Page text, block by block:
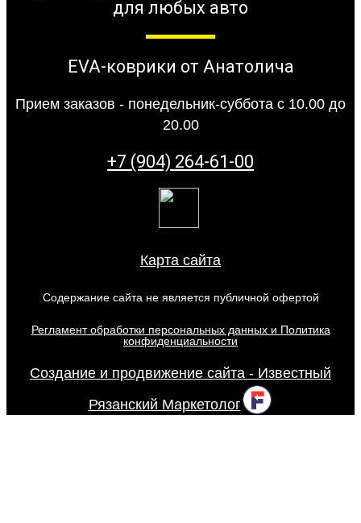
для любых авто
EVA-коврики от Анатолича
Прием заказов - понедельник-суббота с 10.00 до
20.00
+7 (904) 264-61-00
Карта сайта
Содержание сайта не является публичной офертой
Регламент обработки персональных данных и Политика
конфиденциальности
Создание и продвижение сайта - Известный
Рязанский Маркетолог